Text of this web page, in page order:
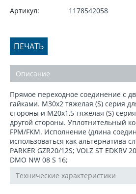
Артикул: 1178542058
ПЕЧАТЬ
Описание
Прямое переходное соединение с
гайками. M30x2 тяжелая (S) серия
стороны и M20x1,5 тяжелая (S)
другой стороны. Уплотнительный
FPM/FKM. Исполнение (длина
использоваться как альтернатива
PARKER GZR20/12S; VOLZ ST EDKRV
DMO NW 08 S 16;
Технические характеристики